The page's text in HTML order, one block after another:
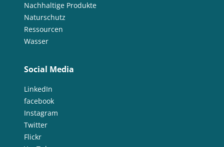
Nachhaltige Produkte
Naturschutz
Ressourcen
Wasser
Social Media
LinkedIn
facebook
Instagram
Twitter
Flickr